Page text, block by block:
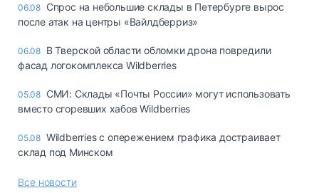
06.08 Спрос на небольшие склады в Петербурге вырос
после атак на центры «Вайлдберриз»
06.08 В Тверской области обломки дрона повредили
фасад логокомплекса Wildberries
05.08 СМИ: Склады «Почты России» могут использовать
вместо сгоревших хабов Wildberries
05.08 Wildberries с опережением графика достраивает
склад под Минском
Все новости